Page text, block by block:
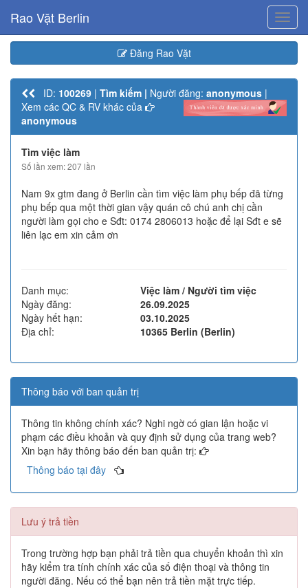
Rao Vặt Berlin
Đăng Rao Vặt
ID: 100269 | Tìm kiếm | Người đăng: anonymous |
Xem các QC & RV khác của
anonymous
Tìm việc làm
Số lần xem: 207 lần
Nam 9x gtm đang ở Berlin cần tìm việc làm phụ bếp đã từng
phụ bếp qua một thời gian vậy quán cô chú anh chị cần
người làm gọi cho e Sđt: 0174 2806013 hoặc để lại Sđt e sẽ
liên lạc em xin cảm ơn
Danh mục:
Việc làm / Người tìm việc
Ngày đăng:
26.09.2025
Ngày hết hạn:
03.10.2025
Địa chỉ:
10365 Berlin (Berlin)
Thông báo với ban quản trị
Thông tin không chính xác? Nghi ngờ có gian lận hoặc vi
phạm các điều khoản và quy định sử dụng của trang web?
Xin bạn hãy thông báo đến ban quản trị:
Thông báo tại đây
Lưu ý trả tiền
Trong trường hợp bạn phải trả tiền qua chuyển khoản thì xin
hãy kiểm tra tính chính xác của số điện thoại và thông tin
người đăng. Nếu có thể bạn nên trả tiền mặt trực tiếp.